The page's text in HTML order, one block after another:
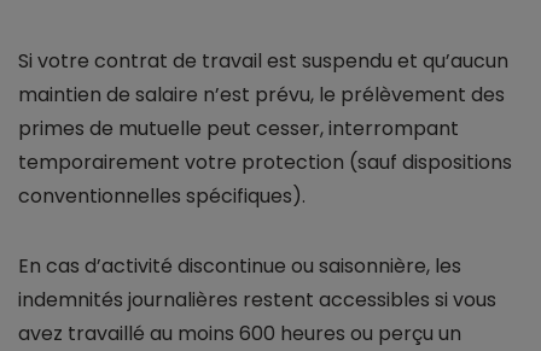
Si votre contrat de travail est suspendu et qu’aucun
maintien de salaire n’est prévu, le prélèvement des
primes de mutuelle peut cesser, interrompant
temporairement votre protection (sauf dispositions
conventionnelles spécifiques).
En cas d’activité discontinue ou saisonnière, les
indemnités journalières restent accessibles si vous
avez travaillé au moins 600 heures ou perçu un